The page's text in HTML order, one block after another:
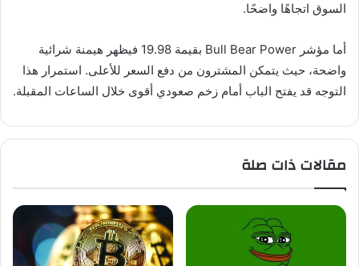
السوق اتجاهًا واضحًا.
أما مؤشر Bull Bear Power بقيمة 19.98 فيظهر هيمنة شرائية
واضحة، حيث يتمكن المشترون من دفع السعر للأعلى. استمرار هذا
التوجه قد يفتح الباب أمام زخم صعودي أقوى خلال الساعات المقبلة.
مقالات ذات صلة